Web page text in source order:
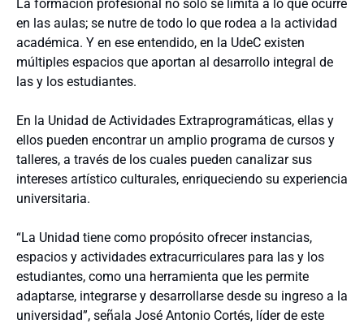
La formación profesional no solo se limita a lo que ocurre
en las aulas; se nutre de todo lo que rodea a la actividad
académica. Y en ese entendido, en la UdeC existen
múltiples espacios que aportan al desarrollo integral de
las y los estudiantes.
En la Unidad de Actividades Extraprogramáticas, ellas y
ellos pueden encontrar un amplio programa de cursos y
talleres, a través de los cuales pueden canalizar sus
intereses artístico culturales, enriqueciendo su experiencia
universitaria.
“La Unidad tiene como propósito ofrecer instancias,
espacios y actividades extracurriculares para las y los
estudiantes, como una herramienta que les permite
adaptarse, integrarse y desarrollarse desde su ingreso a la
universidad”, señala José Antonio Cortés, líder de este